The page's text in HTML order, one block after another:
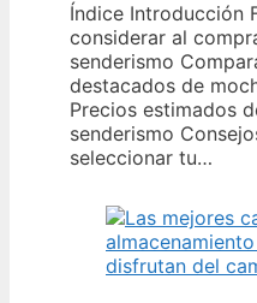
Índice Introducción
considerar al
senderismo
destacados de
Precios estimados
senderismo
seleccionar tu…